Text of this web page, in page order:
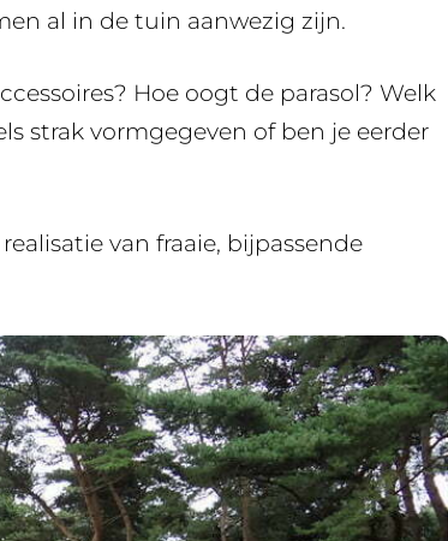
al in de tuin aanwezig zijn.
Hoe oogt de parasol? Welk
strak vormgegeven of ben je eerder
van fraaie, bijpassende